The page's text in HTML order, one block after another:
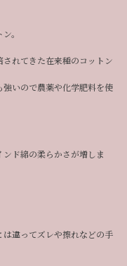
。
れてきた在来種のコットン
いので農薬や化学肥料を使
ド綿の柔らかさが増しま
違ってズレや擦れなどの手